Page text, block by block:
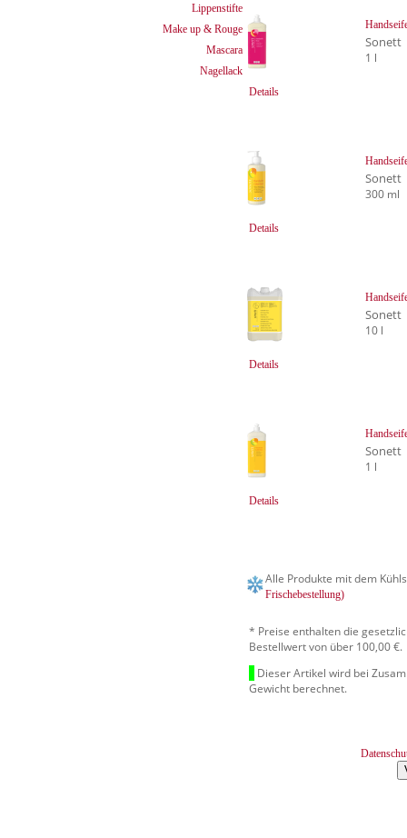
Lippenstifte
Make up & Rouge
Mascara
Nagellack
Details
Sonett
1 l
Details
Sonett
300 ml
Details
Sonett
10 l
Details
Sonett
1 l
Alle Produkte mit dem
Frischebestellung)
* Preise enthalten die
Bestellwert von über 100,00 €.
Dieser Artikel wird bei
Gewicht berechnet.